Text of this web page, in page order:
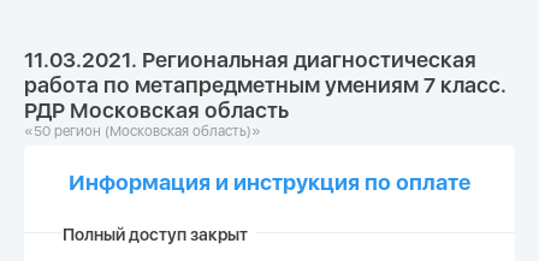
11.03.2021. Региональная диагностическая
работа по метапредметным умениям 7 класс.
РДР Московская область
«50 регион (Московская область)»
Информация и инструкция по оплате
Полный доступ закрыт